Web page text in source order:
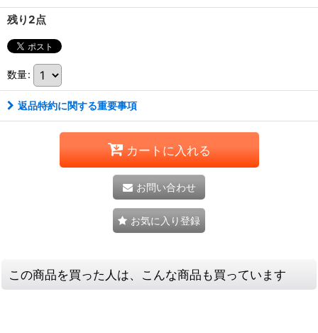
残り2点
数量:
返品特約に関する重要事項
カートに入れる
お問い合わせ
お気に入り登録
この商品を買った人は、こんな商品も買っています